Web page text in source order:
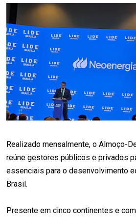
Realizado mensalmente, o Almoço-
reúne gestores públicos e privados
essenciais para o desenvolvimento
Brasil.
Presente em cinco continentes e